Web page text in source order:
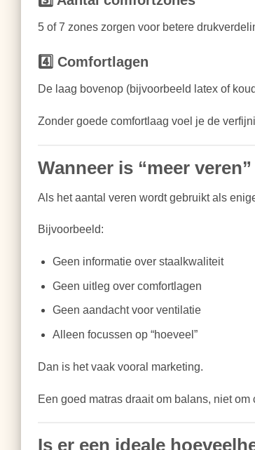
5 of 7 zones zorgen voor betere
4️⃣ Comfortlagen
De laag bovenop (bijvoorbeeld latex of
Zonder goede comfortlaag voel je de
Wanneer is “meer
Als het aantal veren wordt gebruikt als
Bijvoorbeeld:
Geen informatie over staalkwaliteit
Geen uitleg over comfortlagen
Geen aandacht voor ventilatie
Alleen focussen op “hoeveel”
Dan is het vaak vooral marketing.
Een goed matras draait om balans, niet om
Is er een ideale